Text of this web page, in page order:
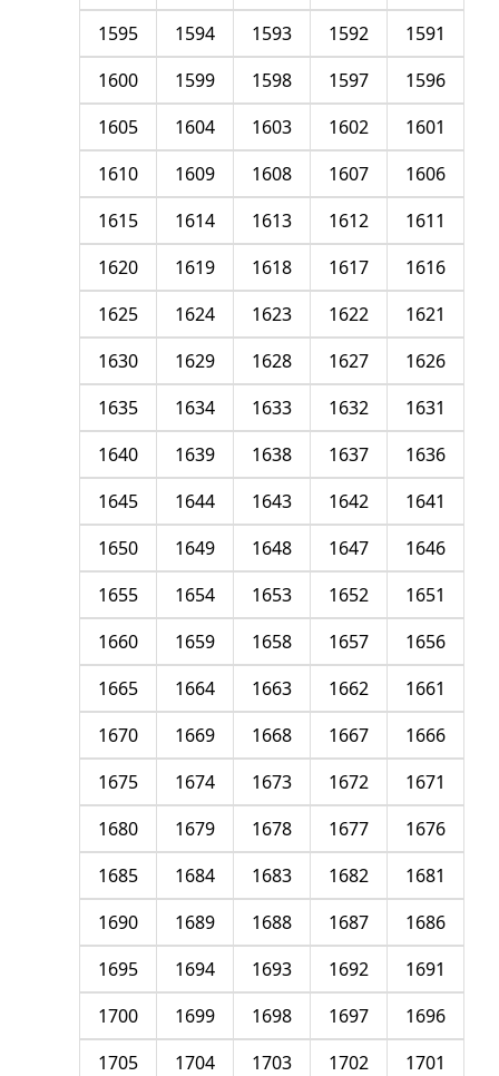
1591
1592
1593
1594
1595
1596
1597
1598
1599
1600
1601
1602
1603
1604
1605
1606
1607
1608
1609
1610
1611
1612
1613
1614
1615
1616
1617
1618
1619
1620
1621
1622
1623
1624
1625
1626
1627
1628
1629
1630
1631
1632
1633
1634
1635
1636
1637
1638
1639
1640
1641
1642
1643
1644
1645
1646
1647
1648
1649
1650
1651
1652
1653
1654
1655
1656
1657
1658
1659
1660
1661
1662
1663
1664
1665
1666
1667
1668
1669
1670
1671
1672
1673
1674
1675
1676
1677
1678
1679
1680
1681
1682
1683
1684
1685
1686
1687
1688
1689
1690
1691
1692
1693
1694
1695
1696
1697
1698
1699
1700
1701
1702
1703
1704
1705